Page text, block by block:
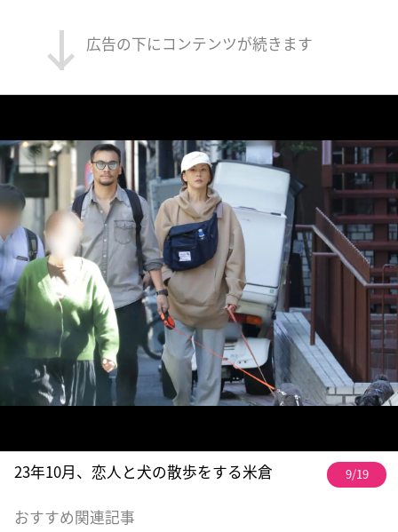
広告の下にコンテンツが続きます
23年10月、恋人と犬の散歩をする米倉 9/19
おすすめ関連記事